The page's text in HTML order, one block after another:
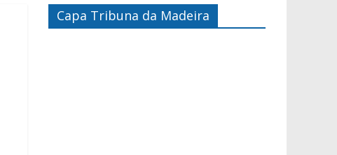
Capa Tribuna da Madeira